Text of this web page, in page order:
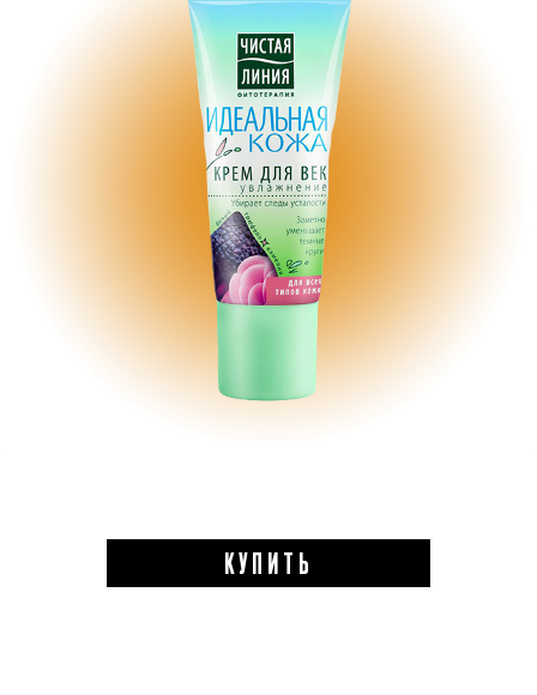
КУПИТЬ